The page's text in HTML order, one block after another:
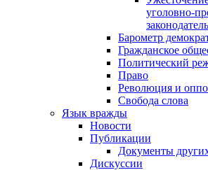
уголовно-
Барометр
Гражданское
Политический
Право
Революция и
Свобода слова
Язык вражды
Новости
Публикации
Документы
Дискуссии